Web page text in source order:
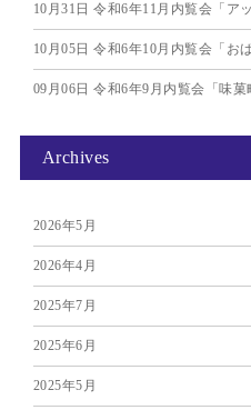
10月31日 令和6年11月内覧会「ア
10月05日 令和6年10月内覧会「お
09月06日 令和6年9月内覧会「味菓
Archives
2026年5月
2026年4月
2025年7月
2025年6月
2025年5月